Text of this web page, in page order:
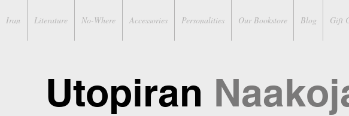
Iran Literature No-Where Accessories Personalities Our Bookstore Blog Gift
Utopiran